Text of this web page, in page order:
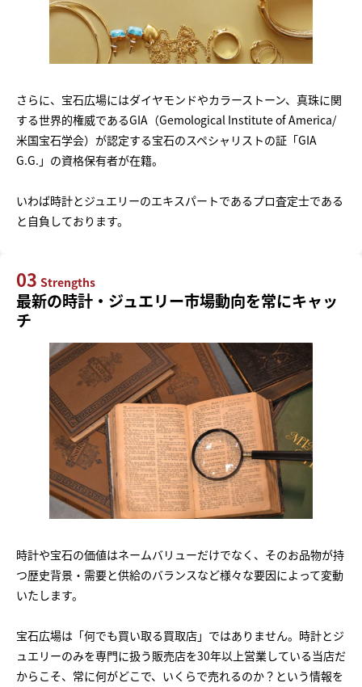
さらに、宝石広場にはダイヤモンドやカラーストーン、真珠に関
する世界的権威であるGIA（Gemological Institute of America/
米国宝石学会）が認定する宝石のスペシャリストの証「GIA
G.G.」の資格保有者が在籍。
いわば時計とジュエリーのエキスパートであるプロ査定士である
と自負しております。
03 Strengths
最新の時計・ジュエリー市場動向を常にキャッ
チ
時計や宝石の価値はネームバリューだけでなく、そのお品物が持
つ歴史背景・需要と供給のバランスなど様々な要因によって変動
いたします。
宝石広場は「何でも買い取る買取店」ではありません。時計とジ
ュエリーのみを専門に扱う販売店を30年以上営業している当店だ
からこそ、常に何がどこで、いくらで売れるのか？という情報を